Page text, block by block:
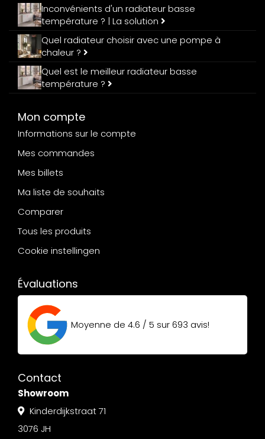
Inconvénients d'un radiateur basse
température ? | La solution
Quel radiateur choisir avec une pompe à
chaleur ?
Quel est le meilleur radiateur basse
température ?
Mon compte
Informations sur le compte
Mes commandes
Mes billets
Ma liste de souhaits
Comparer
Tous les produits
Cookie instellingen
Évaluations
Moyenne de 4.6 / 5 sur693 avis!
Contact
Showroom
Kinderdijkstraat 71
3076 JH